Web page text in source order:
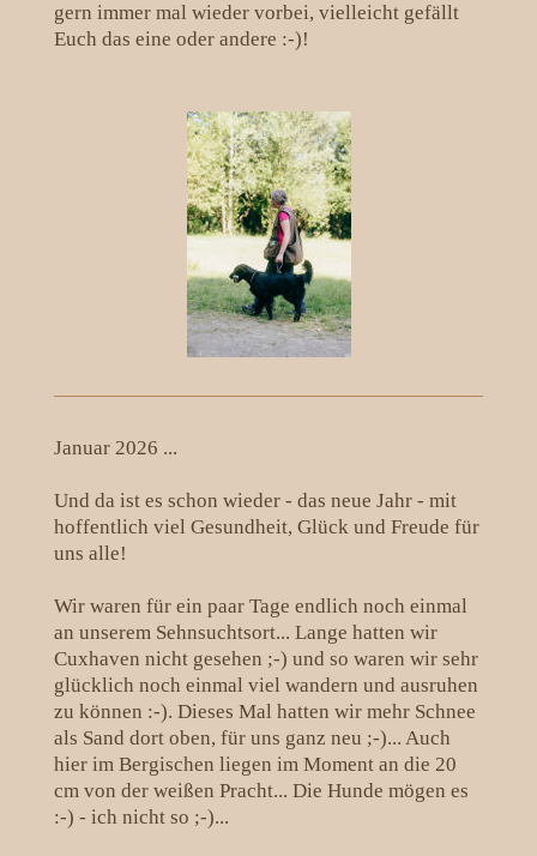
gern immer mal wieder vorbei, vielleicht gefällt
Euch das eine oder andere :-)!
Januar 2026 ...
Und da ist es schon wieder - das neue Jahr - mit
hoffentlich viel Gesundheit, Glück und Freude für
uns alle!
Wir waren für ein paar Tage endlich noch einmal
an unserem Sehnsuchtsort... Lange hatten wir
Cuxhaven nicht gesehen ;-) und so waren wir sehr
glücklich noch einmal viel wandern und ausruhen
zu können :-). Dieses Mal hatten wir mehr Schnee
als Sand dort oben, für uns ganz neu ;-)... Auch
hier im Bergischen liegen im Moment an die 20
cm von der weißen Pracht... Die Hunde mögen es
:-) - ich nicht so ;-)...